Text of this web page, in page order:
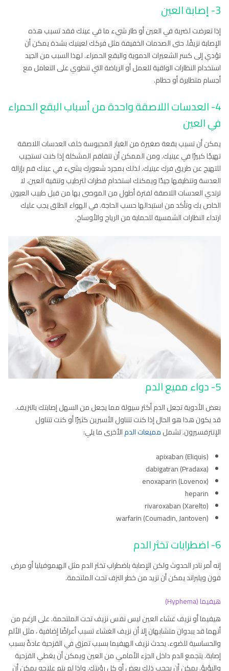
3- إصابة العين
إذا تعرضت لضربة في العين أو طار شيء ما في عينك فقد تسبب هذه
الإصابة نزيفًا. حتى الصدمات الخفيفة مثل فركك لعينيك بشدة يمكن أن
تؤدي إلى كسر الشعيرات الدموية والبقع الحمراء. لهذا السبب من الجيد
استخدام النظارات الواقية للعمل أو الرياضة التي تنطوي على التعامل مع
أجسام متطايرة أو حطام.
4- العدسات اللاصقة واحدة من أسباب البقع الحمراء
في العين
يمكن أن تسبب بقعة صغيرة من الغبار المحبوسة خلف العدسات اللاصقة
تهيجًا كبيرًا في عينيك. ومن الممكن أن تتفاقم المشكلة إذا كنت تستجيب
للتهيج عن طريق فرك عينيك. لذلك بمجرد شعورك بشيء في عينك قم بإزالة
العدسة وتنظيفها جيدًا ويمكنك استخدام قطرات لترطيب وتنقية العين. لا
ترتدي العدسات اللاصقة لفترة أطول من الموصى بها من قبل طبيب العيون
الخاص بك وتأكد من استبدالها حسب الحاجة. في الهواء الطلق يجب عليك
ارتداء النظارات الشمسية للحماية من الرياح والأوساخ.
5- دواء مميع الدم
بعض الأدوية تجعل الدم أكثر سيولة مما يجعل من السهل إصابتك بالنزيف.
قد يكون هذا هو الحال إذا كنت تتناول الأسبرين كثيرًا أو كنت تتناول
الإنترفسيرون. تشملمميعات الدمالأخرى ما يلي:
apixaban (Eliquis)
dabigatran (Pradaxa)
enoxaparin (Lovenox)
heparin
rivaroxaban (Xarelto)
warfarin (Coumadin, Jantoven)
6- اضطرابات تخثر الدم
إنه أمر نادر الحدوث ولكن الإصابة باضطراب تخثر الدم مثل الهيموفيليا أو مرض
فون ويلبراند يمكن أن تزيد من خطر النزف تحت الملتحمة.
هيفيما (Hyphema)
هيفيما أو نزيف غشاء العين ليس نفس نزيف تحت الملتحمة. على الرغم من
أنهما قد يبدوان متشابهان إلا أن نزيف الغشاء تسبب أعراضًا إضافية ، مثل الألم
والحساسية للضوء. يحدث نزيف الهيفيما بسبب تمزق في القزحية عادةً بسبب
إصابة. يتجمع الدم داخل الجزء الأمامي من العين ويمكن أن يغطي القزحية
والبؤبؤ. يمكن أن يحجب ذلك بعض أو كل رؤيتك. وإذا لم يتم علاجه يمكن أن